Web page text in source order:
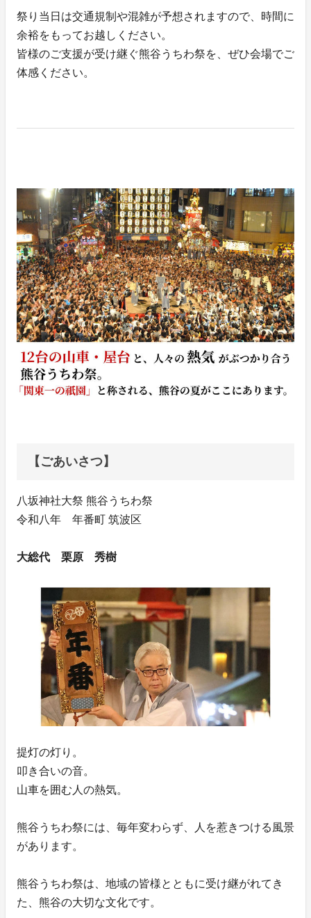
祭り当日は交通規制や混雑が予想されますので、時間に
余裕をもってお越しください。
皆様のご支援が受け継ぐ熊谷うちわ祭を、ぜひ会場でご
体感ください。
【ごあいさつ】
八坂神社大祭 熊谷うちわ祭
令和八年 年番町 筑波区
大総代 栗原 秀樹
提灯の灯り。
叩き合いの音。
山車を囲む人の熱気。
熊谷うちわ祭には、毎年変わらず、人を惹きつける風景
があります。
熊谷うちわ祭は、地域の皆様とともに受け継がれてき
た、熊谷の大切な文化です。